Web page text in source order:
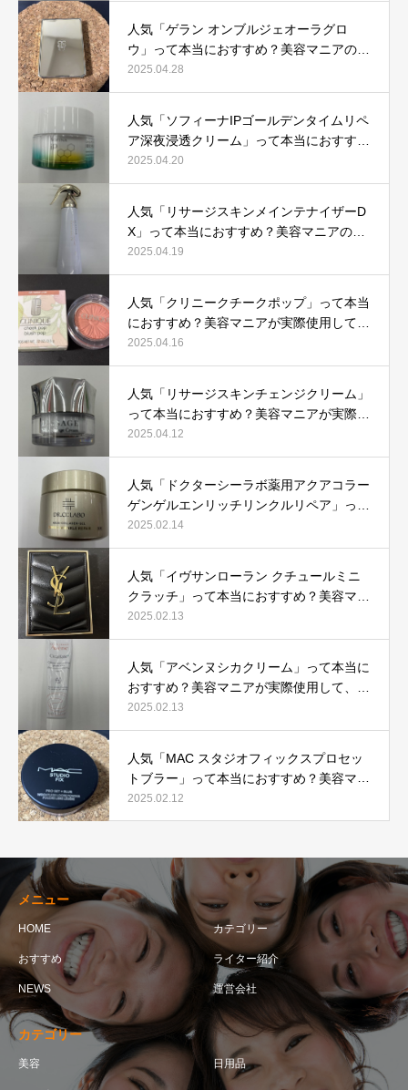
人気「ゲラン オンブルジェオーラグロ
ウ」って本当におすすめ？美容マニアの私
が実際使用して、口コミを検証！
2025.04.28
人気「ソフィーナIPゴールデンタイムリペ
ア深夜浸透クリーム」って本当におすす
め？美容マニアが実際使用して口コミを検
証！
2025.04.20
人気「リサージスキンメインテナイザーD
X」って本当におすすめ？美容マニアの私
が実際使用して、口コミを検証！
2025.04.19
人気「クリニークチークポップ」って本当
におすすめ？美容マニアが実際使用して口
コミを検証！
2025.04.16
人気「リサージスキンチェンジクリーム」
って本当におすすめ？美容マニアが実際使
用して口コミを検証！
2025.04.12
人気「ドクターシーラボ薬用アクアコラー
ゲンゲルエンリッチリンクルリペア」って
本当におすすめ？美容マニアが実際使用し
て口コミを検証
2025.02.14
人気「イヴサンローラン クチュールミニ
クラッチ」って本当におすすめ？美容マニ
アが実際使用して口コミを検証！
2025.02.13
人気「アベンヌシカクリーム」って本当に
おすすめ？美容マニアが実際使用して、口
コミを検証！
2025.02.13
人気「MAC スタジオフィックスプロセッ
トブラー」って本当におすすめ？美容マニ
アが実際使用して口コミを検証！
2025.02.12
メニュー
HOME カテゴリー
おすすめ ライター紹介
NEWS 運営会社
カテゴリー
美容 日用品